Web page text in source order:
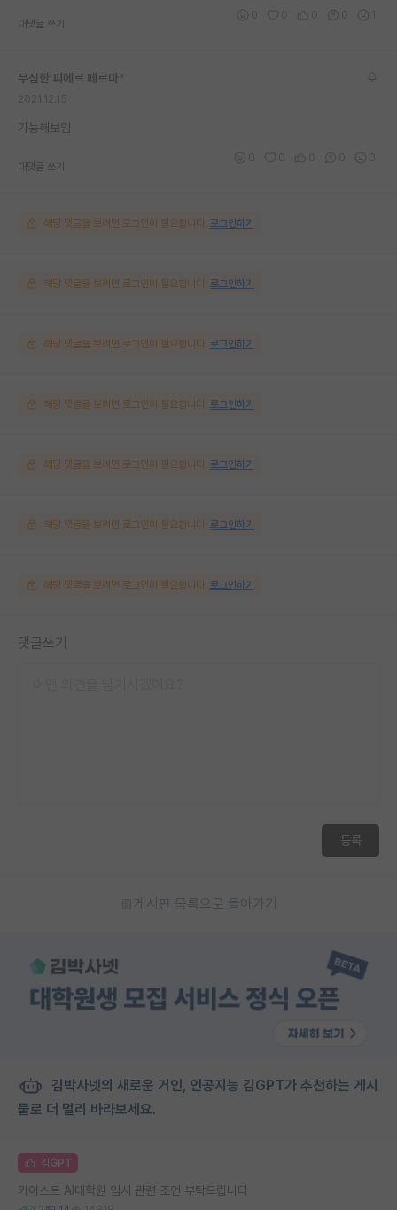
대댓글 쓰기
무심한 피에르 페르마
가능해보임
대댓글 쓰기
해당 댓글을 보려면 로그인이 필요합니다. 로그인하기
해당 댓글을 보려면 로그인이 필요합니다. 로그인하기
해당 댓글을 보려면 로그인이 필요합니다. 로그인하기
해당 댓글을 보려면 로그인이 필요합니다. 로그인하기
해당 댓글을 보려면 로그인이 필요합니다. 로그인하기
해당 댓글을 보려면 로그인이 필요합니다. 로그인하기
해당 댓글을 보려면 로그인이 필요합니다. 로그인하기
댓글쓰기
등록
게시판 목록으로 돌아가기
김박사넷의 새로운 거인, 인공지능 김GPT가 추천하는 게시
물로 더 멀리 바라보세요.
김GPT
카이스트 AI대학원 입시 관련 조언 부탁드립니다